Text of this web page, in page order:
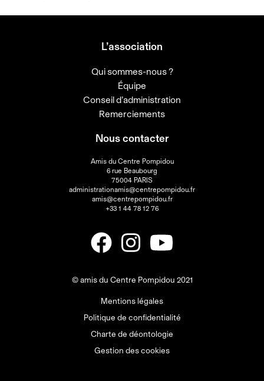
L’association
Qui sommes-nous ?
Équipe
Conseil d’administration
Remerciements
Nous contacter
Amis du Centre Pompidou
6 rue Beaubourg
75004 PARIS
administrationamis@centrepompidou.fr
amis@centrepompidou.fr
+33 1 44 78 12 76
© amis du Centre Pompidou 2021
Mentions légales
Politique de confidentialité
Charte de déontologie
Gestion des cookies